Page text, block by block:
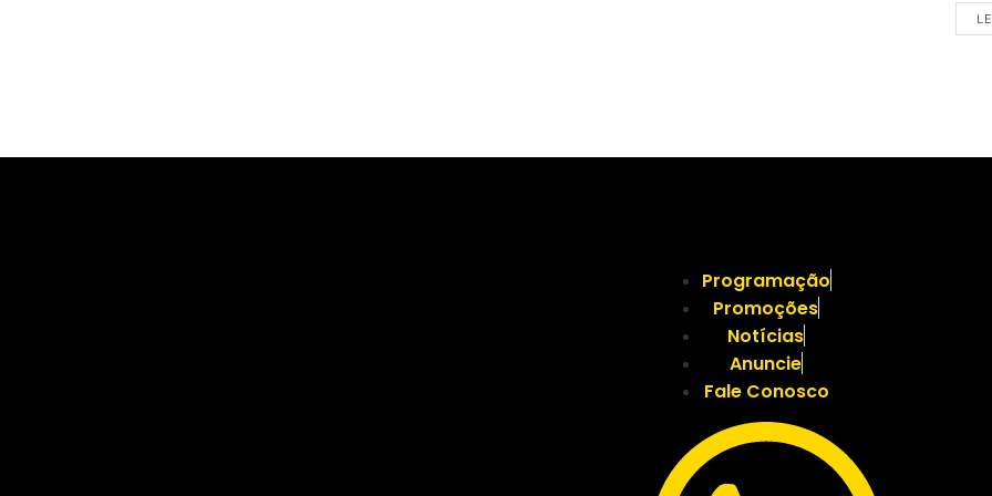
Programação
Promoções
Notícias
Anuncie
Fale Conosco